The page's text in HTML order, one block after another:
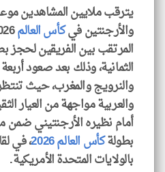
يترقب ملايين المشاهدين
والأرجنتين فيكأس العالم
المرتقب بين الفريقين لحجز
الثمانية، وذلك بعد صعود
والنرويج والمغرب، حيث
والعربية مواجهة من العيار
بطولةكأس العالم 2026
، في
بالولايات المتحدة الأمريكية.